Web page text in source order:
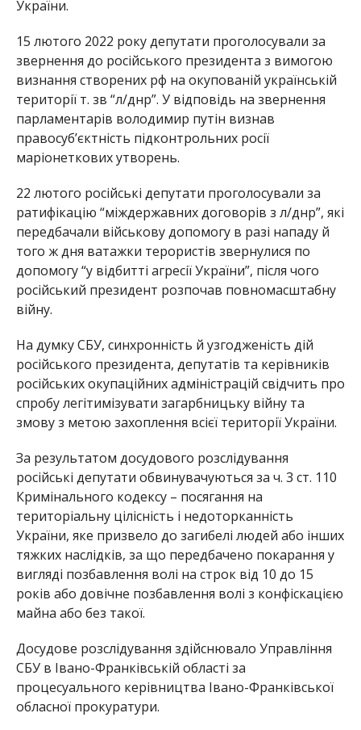
України.
15 лютого 2022 року депутати проголосували за
звернення до російського президента з вимогою
визнання створених рф на окупованій українській
території т. зв “л/днр”. У відповідь на звернення
парламентарів володимир путін визнав
правосуб’єктність підконтрольних росії
маріонеткових утворень.
22 лютого російські депутати проголосували за
ратифікацію “міждержавних договорів з л/днр”, які
передбачали військову допомогу в разі нападу й
того ж дня ватажки терористів звернулися по
допомогу “у відбитті агресії України”, після чого
російський президент розпочав повномасштабну
війну.
На думку СБУ, синхронність й узгодженість дій
російського президента, депутатів та керівників
російських окупаційних адміністрацій свідчить про
спробу легітимізувати загарбницьку війну та
змову з метою захоплення всієї території України.
За результатом досудового розслідування
російські депутати обвинувачуються за ч. 3 ст. 110
Кримінального кодексу – посягання на
територіальну цілісність і недоторканність
України, яке призвело до загибелі людей або інших
тяжких наслідків, за що передбачено покарання у
вигляді позбавлення волі на строк від 10 до 15
років або довічне позбавлення волі з конфіскацією
майна або без такої.
Досудове розслідування здійснювало Управління
СБУ в Івано-Франківській області за
процесуального керівництва Івано-Франківської
обласної прокуратури.